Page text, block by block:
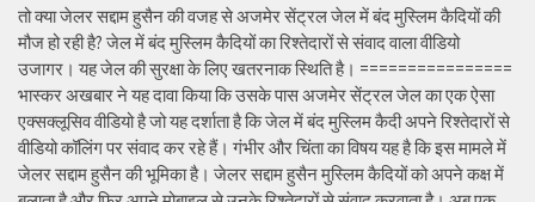
तो क्या जेलर सद्दाम हुसैन की वजह से अजमेर सेंट्रल जेल में बंद मुस्लिम कैदियों की
मौज हो रही है? जेल में बंद मुस्लिम कैदियों का रिश्तेदारों से संवाद वाला वीडियो
उजागर। यह जेल की सुरक्षा के लिए खतरनाक स्थिति है। ================
भास्कर अखबार ने यह दावा किया कि उसके पास अजमेर सेंट्रल जेल का एक ऐसा
एक्सक्लूसिव वीडियो है जो यह दर्शाता है कि जेल में बंद मुस्लिम कैदी अपने रिश्तेदारों से
वीडियो कॉलिंग पर संवाद कर रहे हैं। गंभीर और चिंता का विषय यह है कि इस मामले में
जेलर सद्दाम हुसैन की भूमिका है। जेलर सद्दाम हुसैन मुस्लिम कैदियों को अपने कक्ष में